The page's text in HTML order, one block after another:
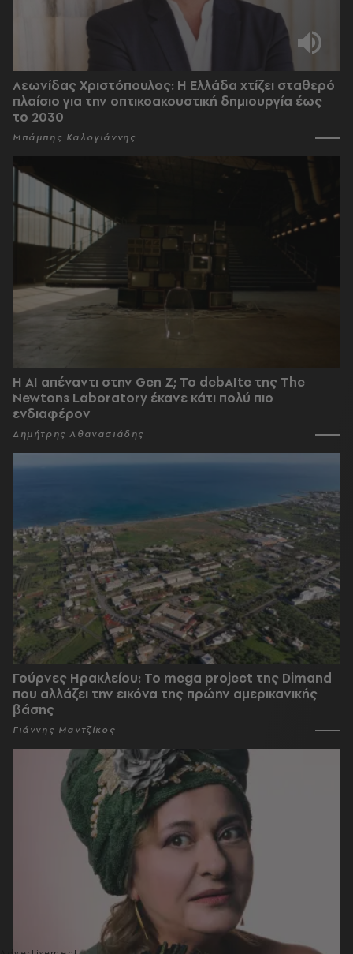
Λεωνίδας Χριστόπουλος: Η Ελλάδα χτίζει σταθερό
πλαίσιο για την οπτικοακουστική δημιουργία έως
το 2030
Μπάμπης Καλογιάννης
Η AI απέναντι στην Gen Z; Το debAIte της The
Newtons Laboratory έκανε κάτι πολύ πιο
ενδιαφέρον
Δημήτρης Αθανασιάδης
Γούρνες Ηρακλείου: To mega project της Dimand
που αλλάζει την εικόνα της πρώην αμερικανικής
βάσης
Γιάννης Μαντζίκος